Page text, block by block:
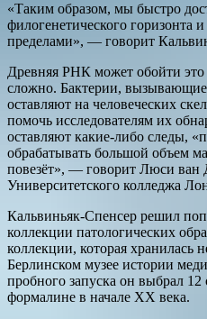
«Таким образом, мы быстро
филогенетического горизонта
пределами», — говорит
Древняя РНК может обойти это
сложно. Бактерии, вызывающие
оставляют на человеческих
помочь исследователям их
оставляют какие-либо следы,
обрабатывать большой объем
повезёт», — говорит Люси ван
Университетского колледжа
Кальвиньяк-Спенсер решил
коллекции патологических
коллекции, которая хранилась
Берлинском музее истории
пробного запуска он выбрал
формалине в начале XX века.